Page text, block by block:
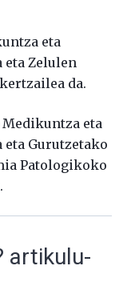
eta
Zelulen
da.
Medikuntza eta
Gurutzetako
Patologikoko
artikulu-